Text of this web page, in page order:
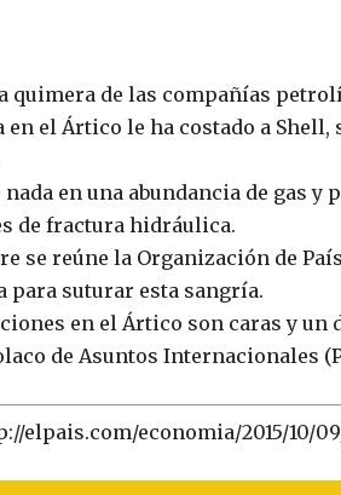
quimera de las compañías
en el Ártico le ha costado a
en una abundancia de gas
de fractura hidráulica.
se reúne la Organización de
para suturar esta sangría.
en el Ártico son caras y
de Asuntos Internacionales
elpais.com/economia/2015/10/